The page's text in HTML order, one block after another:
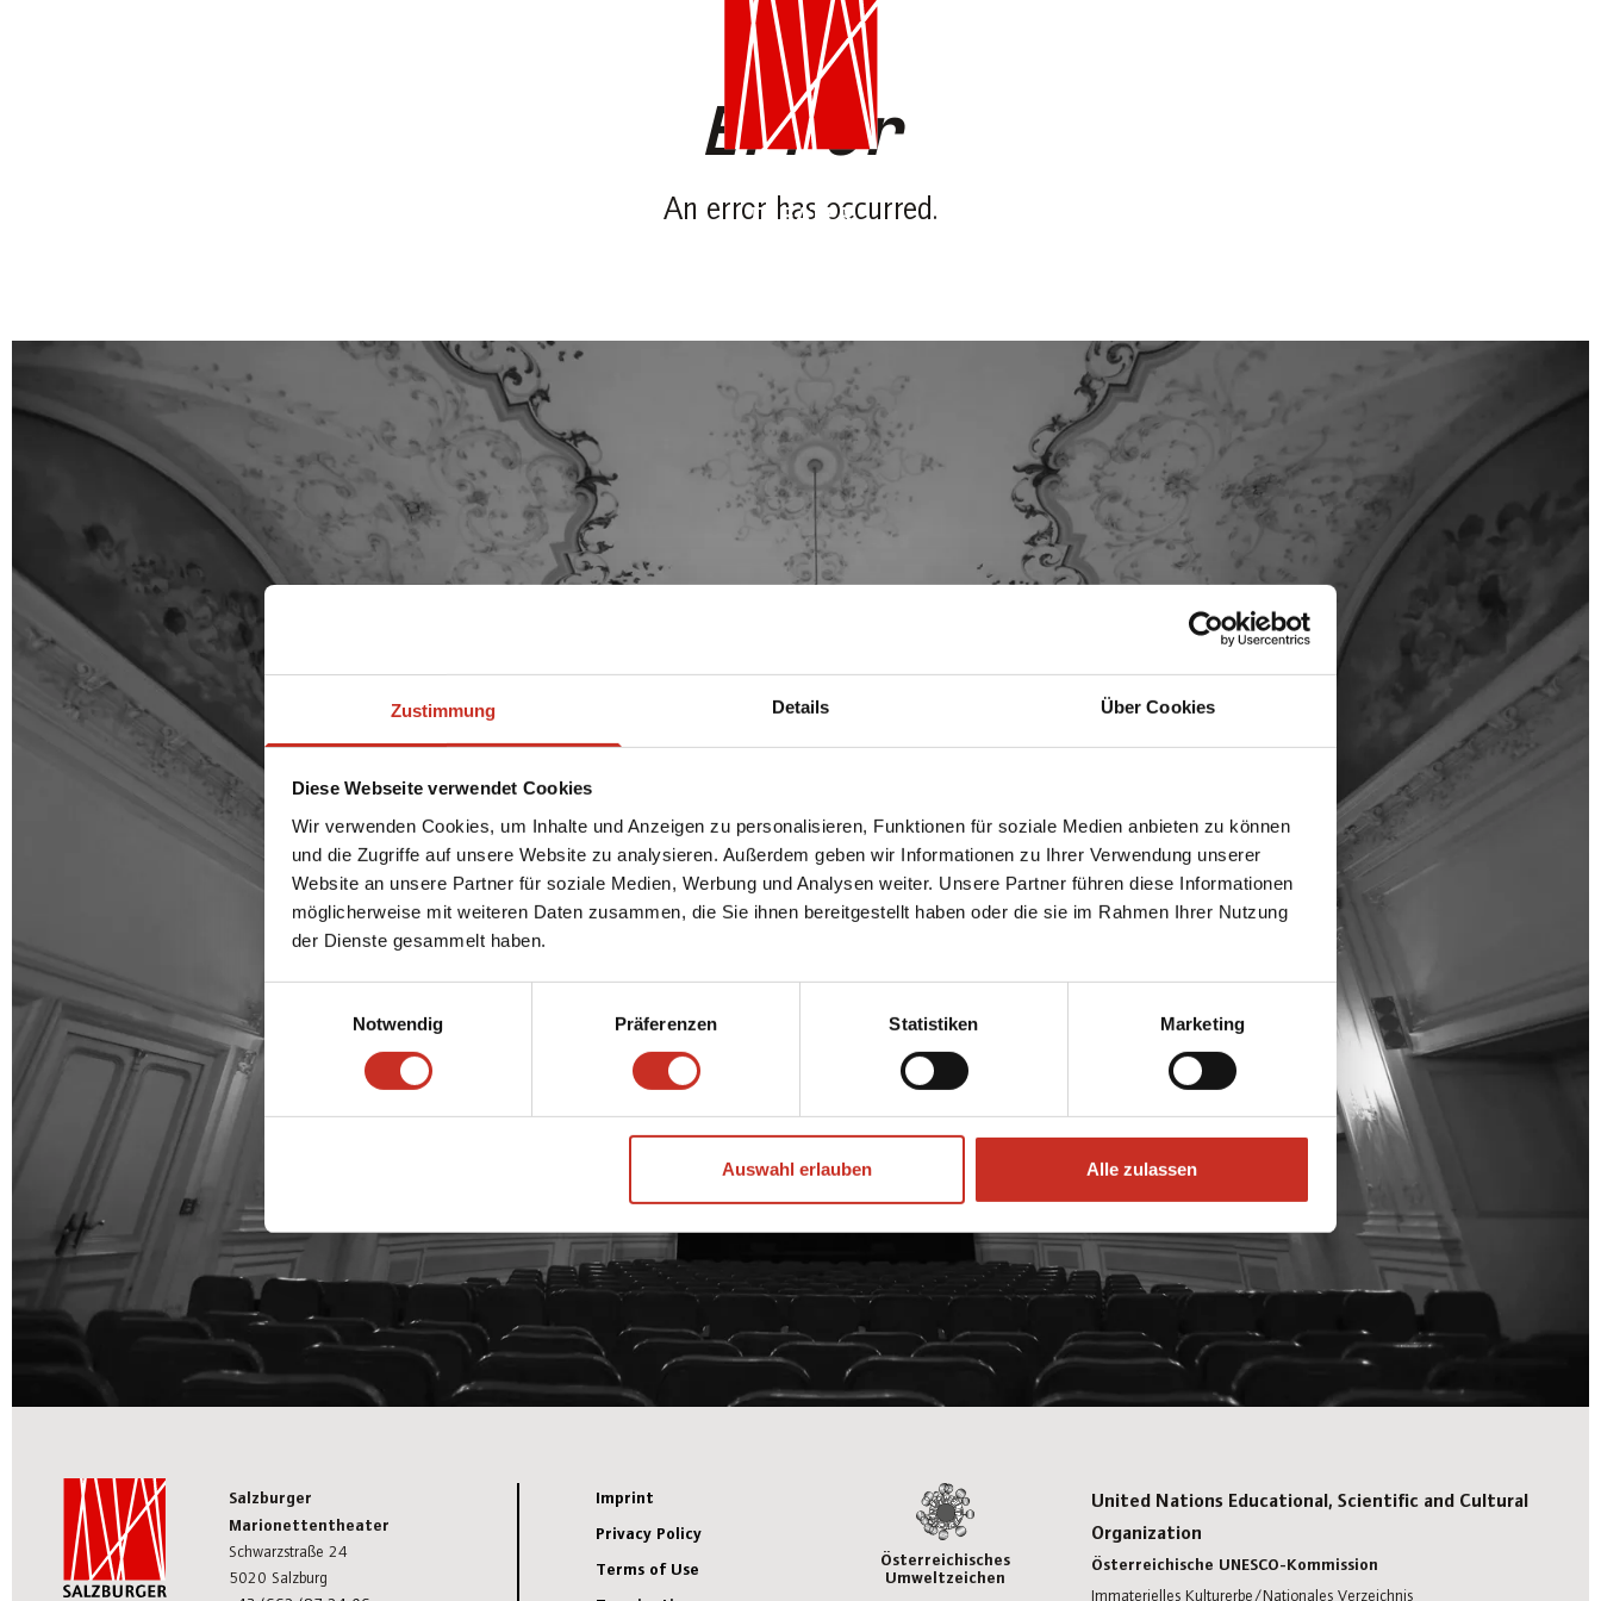
Zustimmung Details Über Cookies
Diese Webseite verwendet Cookies
Wir verwenden Cookies, um Inhalte und Anzeigen zu personalisieren, Funktionen für soziale Medien anbieten zu können
und die Zugriffe auf unsere Website zu analysieren. Außerdem geben wir Informationen zu Ihrer Verwendung unserer
Website an unsere Partner für soziale Medien, Werbung und Analysen weiter. Unsere Partner führen diese Informationen
möglicherweise mit weiteren Daten zusammen, die Sie ihnen bereitgestellt haben oder die sie im Rahmen Ihrer Nutzung
der Dienste gesammelt haben.
Notwendig
Präferenzen Statistiken Marketing
Auswahl erlauben Alle zulassen
Error
An error has occurred.
Salzburger
Marionettentheater
Schwarzstraße 24
5020 Salzburg
Imprint
Privacy Policy
Terms of Use
Österreichisches
Umweltzeichen
United Nations Educational, Scientific and Cultural
Organization
Österreichische UNESCO-Kommission
Immaterielles Kulturerbe/Nationales Verzeichnis